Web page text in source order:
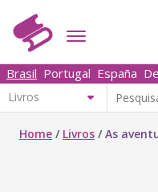
Brasil Portugal España
Home / Livros /As